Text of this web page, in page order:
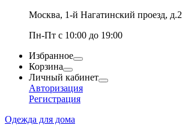
Москва, 1-й Нагатинский проезд, д.2
Пн-Пт с 10:00 до 19:00
Избранное
Корзина
Личный кабинет
Авторизация
Регистрация
Одежда для дома